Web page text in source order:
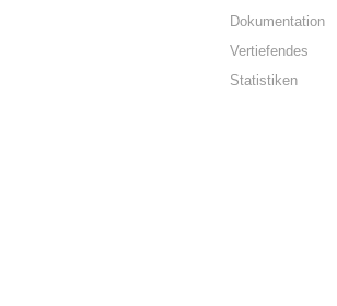
Dokumentation
Vertiefendes
Statistiken